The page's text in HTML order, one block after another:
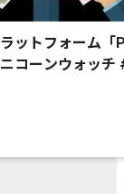
ットフォーム「
コーンウォッチ